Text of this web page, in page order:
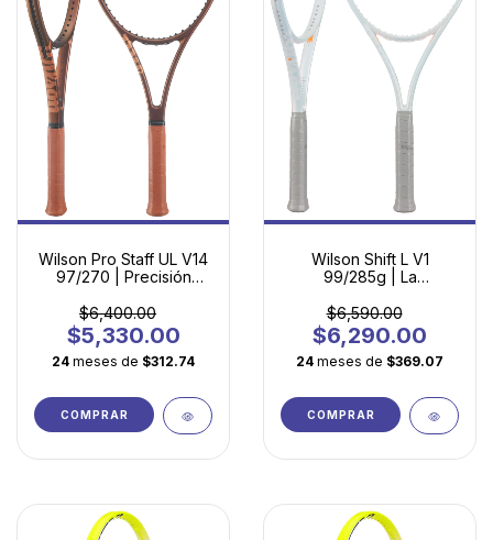
Wilson Pro Staff UL V14
97/270 | Precisión
Ultraligera
$6,400.00
$5,330.00
24 meses de $312.74
COMPRAR
Wilson Shift L V1
99/285g | La
Formato Ligero
$6,590.00
$6,290.00
24 meses de $369.07
COMPRAR